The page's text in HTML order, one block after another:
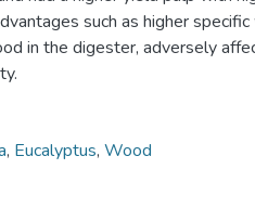
such as higher
in the digester, adversely
, Eucalyptus, Wood